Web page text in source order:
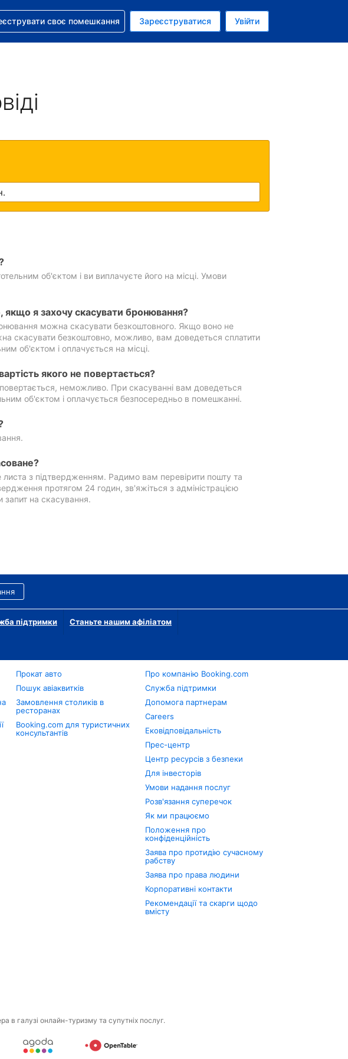
валюта: Українська гривня
поточна мова: Українською
допомогу з бронюванням
своє помешкання Зареєструватися Увійти
об'єктом і ви виплачуєте його на місці. Умови
я захочу скасувати бронювання?
можна скасувати безкоштовного. Якщо воно не
скасувати безкоштовно, можливо, вам доведеться сплатити
об'єктом і оплачується на місці.
якого не повертається?
неможливо. При скасуванні вам доведеться
об'єктом і оплачується безпосередньо в помешканні.
з підтвердженням. Радимо вам перевірити пошту та
протягом 24 годин, зв'яжіться з адміністрацією
на скасування.
підтримки Станьте нашим афіліатом
Прокат авто
Пошук авіаквитків
Замовлення столиків в
ресторанах
Booking.com для туристичних
консультантів
Про компанію Booking.com
Служба підтримки
Допомога партнерам
Careers
Ековідповідальність
Прес-центр
Центр ресурсів з безпеки
Для інвесторів
Умови надання послуг
Розв'язання суперечок
Як ми працюємо
Положення про
конфіденційність
Заява про протидію сучасному
рабству
Заява про права людини
Корпоративні контакти
Рекомендації та скарги щодо
вмісту
в галузі онлайн-туризму та супутніх послуг.